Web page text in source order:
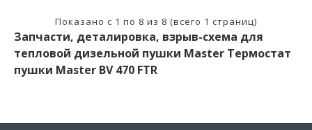
Показано с 1 по 8 из 8 (всего 1 страниц)
Запчасти, деталировка, взрыв-схема для
тепловой дизельной пушки Master Термостат
пушки Master BV 470 FTR